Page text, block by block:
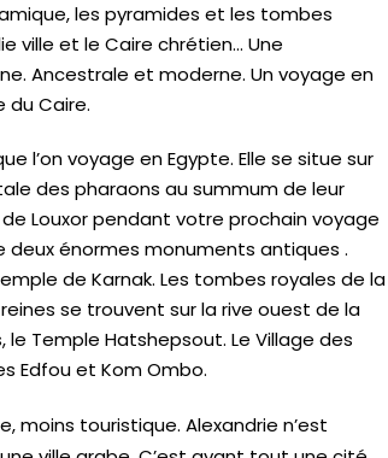
les pyramides et les tombes
ville et le Caire chrétien… Une
Ancestrale et moderne. Un voyage en
du Caire.
l’on voyage en Egypte. Elle se situe sur
des pharaons au summum de leur
Louxor pendant votre prochain voyage
deux énormes monuments antiques .
de Karnak. Les tombes royales de la
se trouvent sur la rive ouest de la
le Temple Hatshepsout. Le Village des
Edfou et Kom Ombo.
moins touristique. Alexandrie n’est